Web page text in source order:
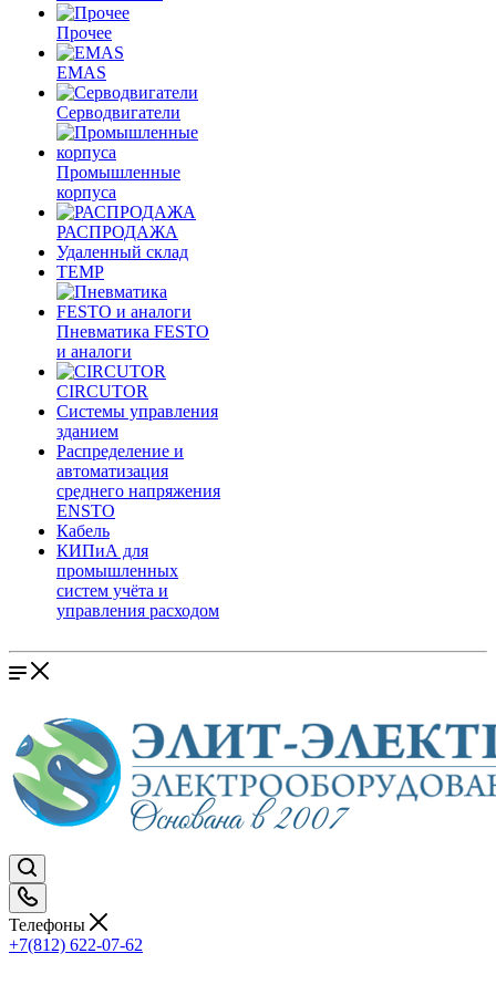
Прочее
EMAS
Cерводвигатели
Промышленные
корпуса
РАСПРОДАЖА
Удаленный склад
TEMP
Пневматика FESTO
и аналоги
CIRCUTOR
Системы управления
зданием
Распределение и
автоматизация
среднего напряжения
ENSTO
Кабель
КИПиА для
промышленных
систем учёта и
управления расходом
Телефоны
+7(812) 622-07-62